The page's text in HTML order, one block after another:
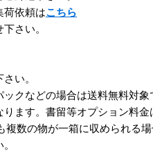
荷依頼はこちら
さい。
い。
クなどの場合は送料無料対象
ます。書留等オプション料金
数の物が一箱に収められる場